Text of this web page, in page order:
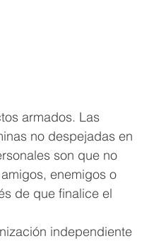
armados. Las
no despejadas en
son que no
enemigos o
de que finalice el
independiente